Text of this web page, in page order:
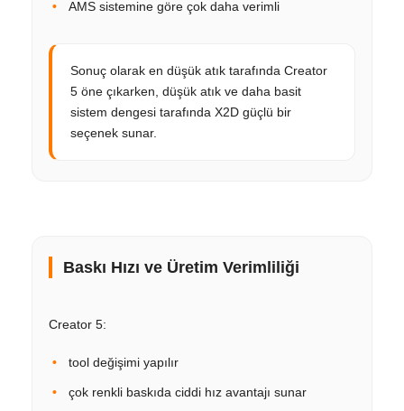
AMS sistemine göre çok daha verimli
Sonuç olarak en düşük atık tarafında Creator
5 öne çıkarken, düşük atık ve daha basit
sistem dengesi tarafında X2D güçlü bir
seçenek sunar.
Baskı Hızı ve Üretim Verimliliği
Creator 5:
tool değişimi yapılır
çok renkli baskıda ciddi hız avantajı sunar